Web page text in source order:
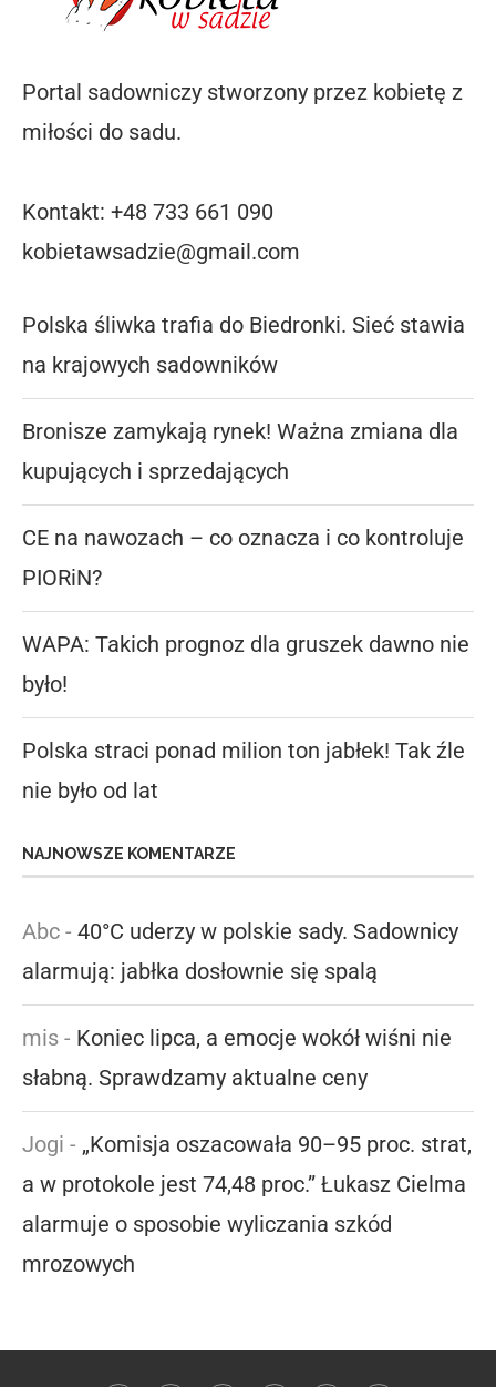
Portal sadowniczy stworzony przez kobietę z
miłości do sadu.
Kontakt: +48 733 661 090
kobietawsadzie@gmail.com
Polska śliwka trafia do Biedronki. Sieć stawia
na krajowych sadowników
Bronisze zamykają rynek! Ważna zmiana dla
kupujących i sprzedających
CE na nawozach – co oznacza i co kontroluje
PIORiN?
WAPA: Takich prognoz dla gruszek dawno nie
było!
Polska straci ponad milion ton jabłek! Tak źle
nie było od lat
NAJNOWSZE KOMENTARZE
Abc - 40°C uderzy w polskie sady. Sadownicy
alarmują: jabłka dosłownie się spalą
mis - Koniec lipca, a emocje wokół wiśni nie
słabną. Sprawdzamy aktualne ceny
Jogi - „Komisja oszacowała 90–95 proc. strat,
a w protokole jest 74,48 proc.” Łukasz Cielma
alarmuje o sposobie wyliczania szkód
mrozowych